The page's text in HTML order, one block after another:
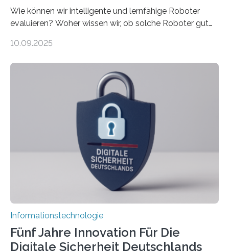
Wie können wir intelligente und lernfähige Roboter
evaluieren? Woher wissen wir, ob solche Roboter gut
sich CAVECORE – ein neues Marie Skłodowska-Curie
koordiniert wird. Ab dem 1. September werden sich
über einen Zeitraum von vier Jahren insgesamt 15
Promovierende im Rahmen von CAVECORE mit
kognitiven Robotern beschäftigen – also mit Robotern,
die mittels Sensoren ihre Umgebung erfassen,
Informationen verarbeiten und häufig auch mit…
10.09.2025
Informationstechnologie
Fünf Jahre Innovation Für Die
Digitale Sicherheit Deutschlands